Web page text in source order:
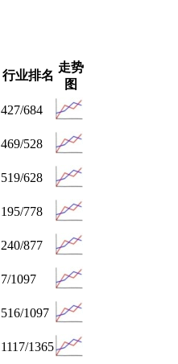
行业排名
走势
图
427/684
469/528
519/628
195/778
240/877
7/1097
516/1097
1117/1365